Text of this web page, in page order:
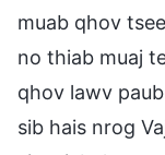
muab qhov
no thiab muaj
qhov lawv
sib hais nrog